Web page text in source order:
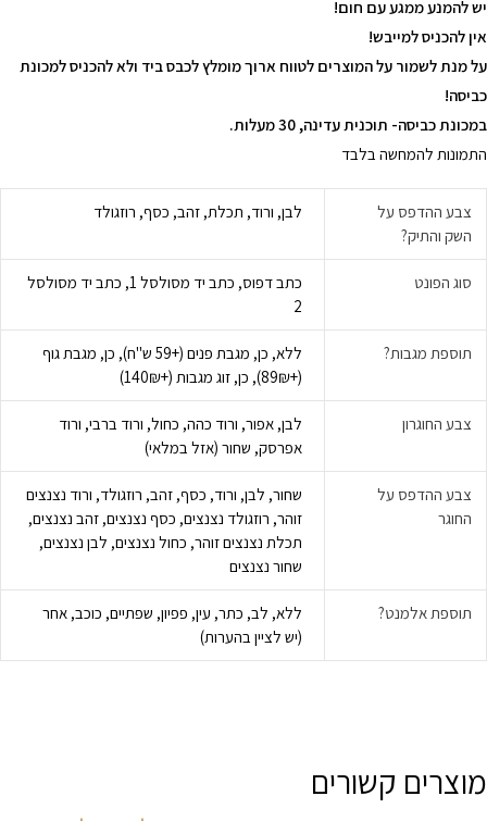
יש להמנע ממגע עם חום!
אין להכניס למייבש!
על מנת לשמור על המוצרים לטווח ארוך מומלץ לכבס ביד ולא להכניס למכונת
כביסה!
במכונת כביסה- תוכנית עדינה, 30 מעלות.
התמונות להמחשה בלבד
צבע ההדפס על
השק והתיק?
לבן, ורוד, תכלת, זהב, כסף, רוזגולד
סוג הפונט
כתב דפוס, כתב יד מסולסל 1, כתב יד מסולסל
2
תוספת מגבות?
ללא, כן, מגבת פנים (+59 ש"ח), כן, מגבת גוף
(+89₪), כן, זוג מגבות (+140₪)
צבע החוגרון
לבן, אפור, ורוד כהה, כחול, ורוד ברבי, ורוד
אפרסק, שחור (אזל במלאי)
צבע ההדפס על
החוגר
שחור, לבן, ורוד, כסף, זהב, רוזגולד, ורוד נצנצים
זוהר, רוזגולד נצנצים, כסף נצנצים, זהב נצנצים,
תכלת נצנצים זוהר, כחול נצנצים, לבן נצנצים,
שחור נצנצים
תוספת אלמנט?
ללא, לב, כתר, עין, פפיון, שפתיים, כוכב, אחר
(יש לציין בהערות)
מוצרים קשורים